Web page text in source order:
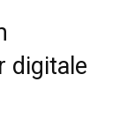
digitale